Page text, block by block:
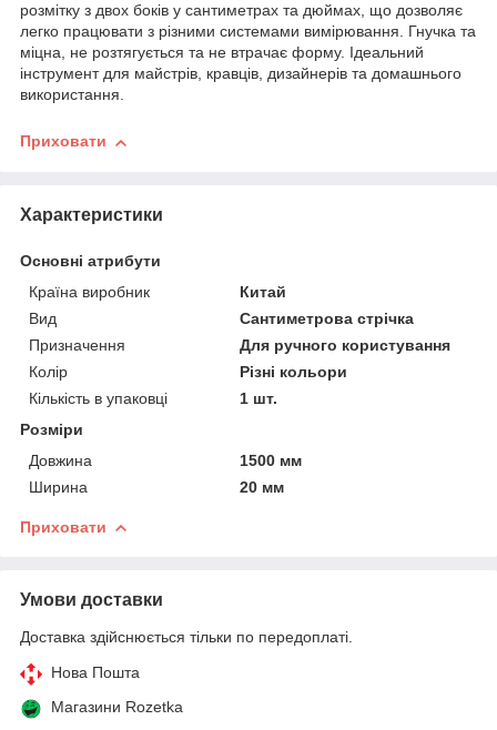
розмітку з двох боків у сантиметрах та дюймах, що дозволяє
легко працювати з різними системами вимірювання. Гнучка та
міцна, не розтягується та не втрачає форму. Ідеальний
інструмент для майстрів, кравців, дизайнерів та домашнього
використання.
Приховати
Характеристики
Основні атрибути
Країна виробник
Китай
Вид
Сантиметрова стрічка
Призначення
Для ручного користування
Колір
Різні кольори
Кількість в упаковці
1 шт.
Розміри
Довжина
1500 мм
Ширина
20 мм
Приховати
Умови доставки
Доставка здійснюється тільки по передоплаті.
Нова Пошта
Магазини Rozetka